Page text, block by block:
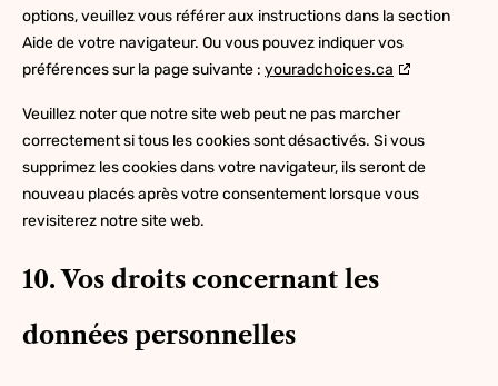
options, veuillez vous référer aux instructions dans la section
Aide de votre navigateur. Ou vous pouvez indiquer vos
préférences sur la page suivante : youradchoices.ca
Veuillez noter que notre site web peut ne pas marcher
correctement si tous les cookies sont désactivés. Si vous
supprimez les cookies dans votre navigateur, ils seront de
nouveau placés après votre consentement lorsque vous
revisiterez notre site web.
10. Vos droits concernant les
données personnelles